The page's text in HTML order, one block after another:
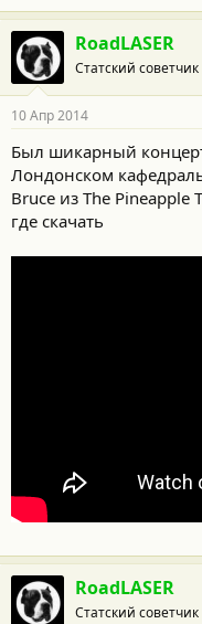
RoadLASER
Статский советчик
10 Апр 2014
Был шикарный
Лондонском
Bruce из The
где скачать
RoadLASER
Статский советчик